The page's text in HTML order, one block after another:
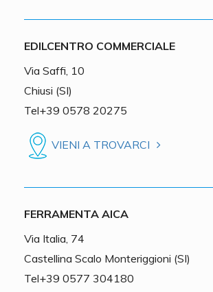
EDILCENTRO COMMERCIALE
Via Saffi, 10
Chiusi (SI)
Tel+39 0578 20275
VIENI A TROVARCI
FERRAMENTA AICA
Via Italia, 74
Castellina Scalo Monteriggioni (SI)
Tel+39 0577 304180